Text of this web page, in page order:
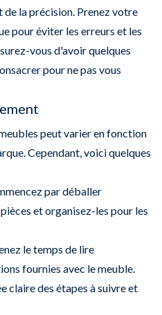
de la précision. Prenez votre
pour éviter les erreurs et les
vous d'avoir quelques
pour ne pas vous
peut varier en fonction
Cependant, voici quelques
par déballer
et organisez-les pour les
le temps de lire
fournies avec le meuble.
claire des étapes à suivre et